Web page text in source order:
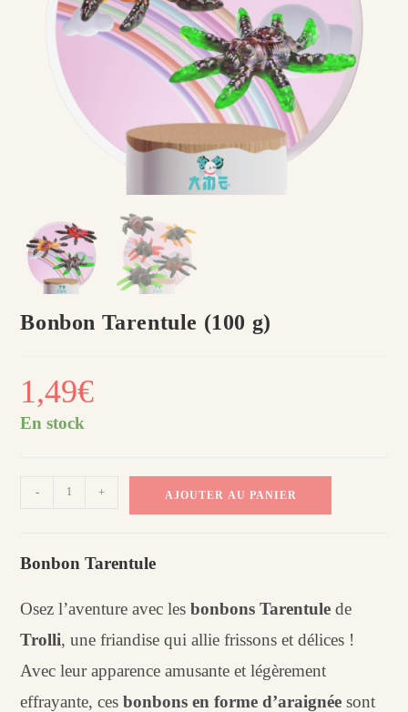
Bonbon Tarentule (100 g)
1,49€
En stock
Tarentule
- + AJOUTER AU PANIER
Bonbon Tarentule
Osez l’aventure avec lesbonbons Tarentulede
Trolli, une friandise qui allie frissons et délices !
Avec leur apparence amusante et légèrement
effrayante, cesbonbons en forme d’araignée sont